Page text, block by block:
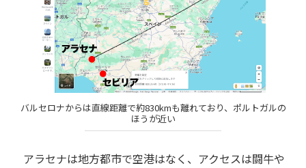
バルセロナからは直線距離で約830kmも離れており、ポルトガルの
ほうが近い
アラセナは地方都市で空港はなく、アクセスは闘牛や